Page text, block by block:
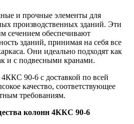
и прочные элементы для
производственных зданий. Эти
сечением обеспечивают
зданий, принимая на себя все
Они идеально подходят как
и с подвесными кранами.
90-6 с доставкой по всей
качество, соответствующее
требованиям.
колонн 4ККС 90-6